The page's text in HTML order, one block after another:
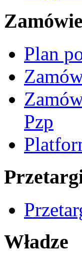
Plan
Pzp
Władze